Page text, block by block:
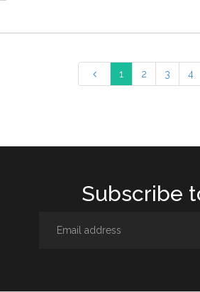
1 2 3 4
Subscribe